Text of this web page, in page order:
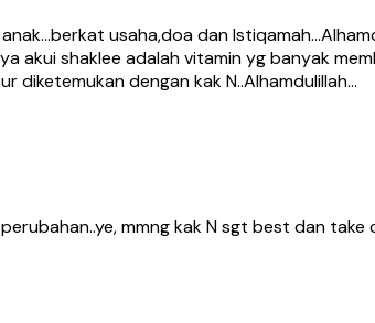
usaha,doa dan
akui shaklee adalah vitamin yg banyak
diketemukan dengan kak N..Alhamdulillah…
mmng kak N sgt best dan